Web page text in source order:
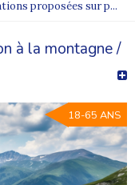
proposées sur p...
à la montagne /
18-65 ANS